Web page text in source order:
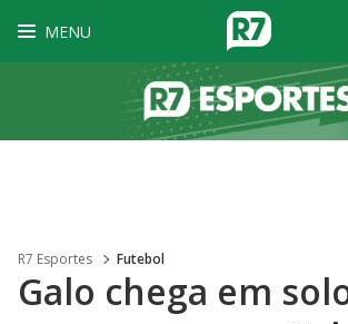
MENU
R7 Esportes Futebol
Galo chega em